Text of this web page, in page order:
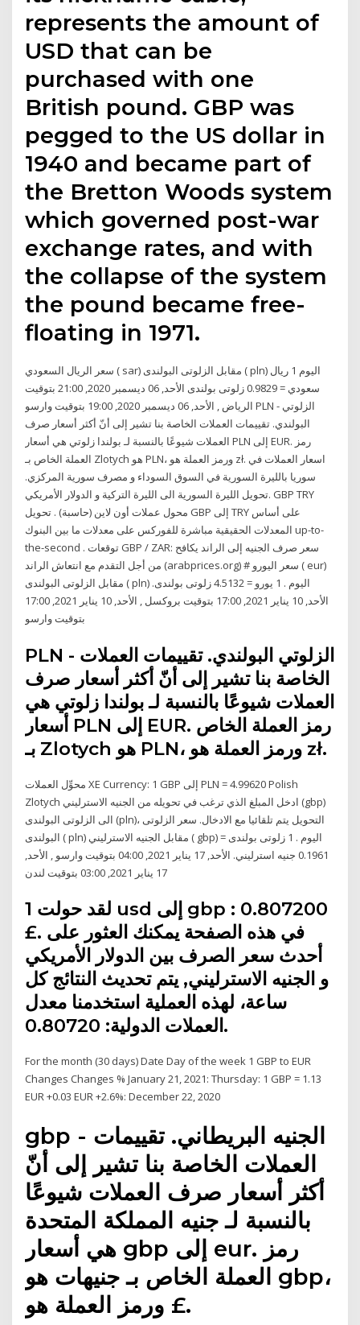
represents the amount of
USD that can be
purchased with one
British pound. GBP was
pegged to the US dollar in
1940 and became part of
the Bretton Woods system
which governed post-war
exchange rates, and with
the collapse of the system
the pound became free-
floating in 1971.
سعر الريال السعودي ( sar) مقابل الزلوتى البولندى ( pln) اليوم 1 ريال
سعودي = 0.9829 زلوتى بولندى الأحد, 06 ديسمبر 2020, 21:00 بتوقيت
الرياض , الأحد, 06 ديسمبر 2020, 19:00 بتوقيت وارسو PLN - الزلوتي
البولندي. تقييمات العملات الخاصة بنا تشير إلى أنّ أكثر أسعار صرف
العملات شيوعًا بالنسبة لـ بولندا زلوتي هي أسعار PLN إلى EUR. رمز
العملة الخاص بـ Zlotych هو PLN، ورمز العملة هو zł. اسعار العملات في
سوريا بالليرة السورية في السوق السوداء و مصرف سورية المركزي.
تحويل الليرة السورية الى الليرة التركية و الدولار الأمريكي. GBP TRY
محول عملات أون لاين (حاسبة) . تحويل GBP إلى TRY على أساس
المعدلات الحقيقية مباشرة للفوركس على معدلات ما بين البنوك up-to-
the-second . توقعات GBP / ZAR: سعر صرف الجنيه إلى الراند يكافح
من أجل التقدم مع انتعاش الراند (arabprices.org) # سعر اليورو ( eur)
مقابل الزلوتى البولندى ( pln) اليوم . 1 يورو = 4.5132 زلوتى بولندى.
الأحد, 10 يناير 2021, 17:00 بتوقيت بروكسل , الأحد, 10 يناير 2021, 17:00
بتوقيت وارسو
PLN - الزلوتي البولندي. تقييمات العملات
الخاصة بنا تشير إلى أنّ أكثر أسعار صرف
العملات شيوعًا بالنسبة لـ بولندا زلوتي هي
أسعار PLN إلى EUR. رمز العملة الخاص
بـ Zlotych هو PLN، ورمز العملة هو zł.
محوِّل العملات XE Currency: 1 GBP إلى PLN = 4.99620 Polish
Zlotych ادخل المبلغ الذي ترغب في تحويله من الجنيه الاسترليني (gbp)
الى الزلوتى البولندى (pln)، التحويل يتم تلقائيا مع الادخال. سعر الزلوتى
البولندى ( pln) مقابل الجنيه الاسترليني ( gbp) اليوم . 1 زلوتى بولندى =
0.1961 جنيه استرليني. الأحد, 17 يناير 2021, 04:00 بتوقيت وارسو , الأحد,
17 يناير 2021, 03:00 بتوقيت لندن
لقد حولت 1 usd إلى gbp : 0.807200
£. في هذه الصفحة يمكنك العثور على
أحدث سعر الصرف بين الدولار الأمريكي
و الجنيه الاسترليني, يتم تحديث النتائج كل
ساعة، لهذه العملية استخدمنا معدل
العملات الدولية: 0.80720.
For the month (30 days) Date Day of the week 1 GBP to EUR
Changes Changes % January 21, 2021: Thursday: 1 GBP = 1.13
EUR +0.03 EUR +2.6%: December 22, 2020
gbp - الجنيه البريطاني. تقييمات
العملات الخاصة بنا تشير إلى أنّ
أكثر أسعار صرف العملات شيوعًا
بالنسبة لـ جنيه المملكة المتحدة
هي أسعار gbp إلى eur. رمز
العملة الخاص بـ جنيهات هو gbp،
ورمز العملة هو £.